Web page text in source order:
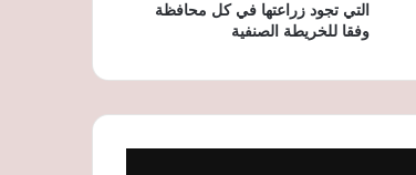
التي تجود زراعتها في كل محافظة
وفقا للخريطة الصنفية